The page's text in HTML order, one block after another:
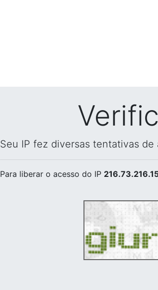
Seu IP fez diversas tentativas
Para liberar o acesso do IP